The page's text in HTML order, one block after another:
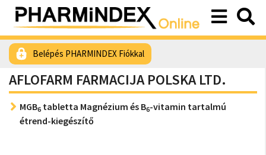
Belépés PHARMINDEX Fiókkal
AFLOFARM FARMACIJA POLSKA LTD.
MGB6 tabletta Magnézium és B6-vitamin tartalmú
étrend-kiegészítő